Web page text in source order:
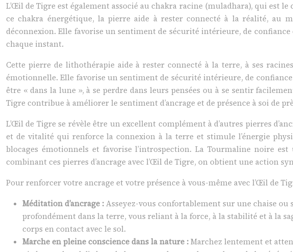
L’Œil de Tigre est également associé au chakra racine (muladhara), qui est
ce chakra énergétique, la pierre aide à rester connecté à la réalité, au
déconnexion. Elle favorise un sentiment de sécurité intérieure, de
chaque instant.
Cette pierre de lithothérapie aide à rester connecté à la terre, à ses
émotionnelle. Elle favorise un sentiment de sécurité intérieure, de
être « dans la lune », à se perdre dans leurs pensées ou à se sentir
Tigre contribue à améliorer le sentiment d’ancrage et de présence à soi de
L’Œil de Tigre se révèle être un excellent complément à d’autres pierres
et de vitalité qui renforce la connexion à la terre et stimule l’énergie
blocages émotionnels et favorise l’introspection. La Tourmaline noire
combinant ces pierres d’ancrage avec l’Œil de Tigre, on obtient une action
Pour renforcer votre ancrage et votre présence à vous-même avec l’Œil de
Méditation d’ancrage :Asseyez-vous confortablement sur une chaise ou
profondément dans la terre, vous reliant à la force, à la stabilité et à la
corps en contact avec le sol.
Marche en pleine conscience dans la nature :Marchez lentement et